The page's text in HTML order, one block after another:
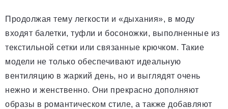
Продолжая тему легкости и «дыхания», в моду
входят балетки, туфли и босоножки, выполненные из
текстильной сетки или связанные крючком. Такие
модели не только обеспечивают идеальную
вентиляцию в жаркий день, но и выглядят очень
нежно и женственно. Они прекрасно дополняют
образы в романтическом стиле, а также добавляют